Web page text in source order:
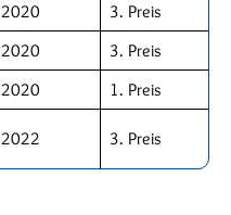
2020
3. Preis
2020
3. Preis
2020
1. Preis
2022 3. Preis